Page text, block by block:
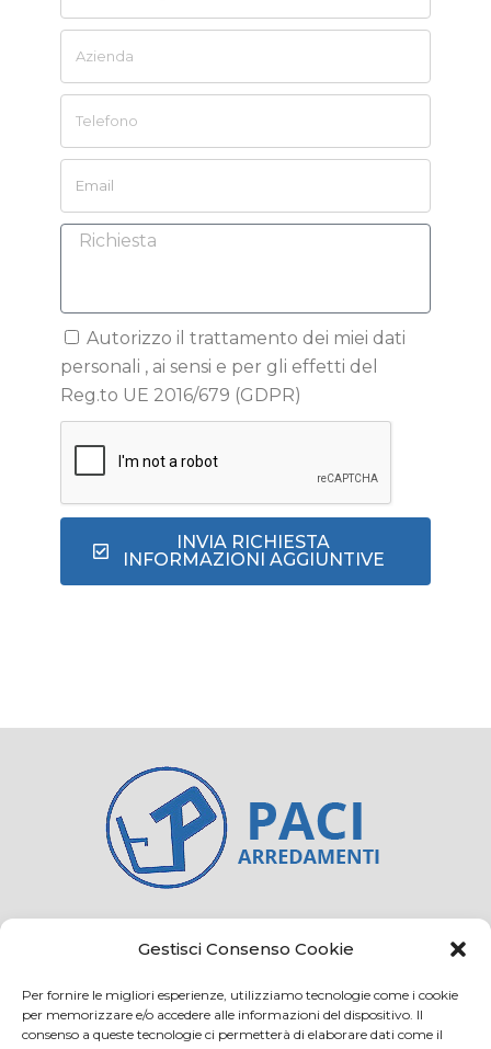
Gestisci Consenso Cookie
Per fornire le migliori esperienze, utilizziamo tecnologie come i cookie
per memorizzare e/o accedere alle informazioni del dispositivo. Il
consenso a queste tecnologie ci permetterà di elaborare dati come il
Autorizzo il trattamento dei miei dati
personali , ai sensi e per gli effetti del
Reg.to UE 2016/679 (GDPR)
INVIA RICHIESTA
INFORMAZIONI AGGIUNTIVE
Credits Privacy and cookie
Via Virginio 358/360